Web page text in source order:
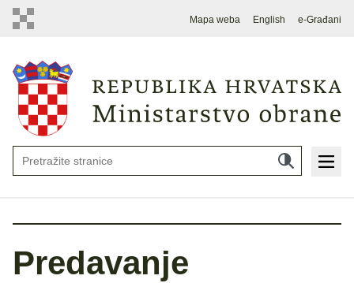
Mapa weba English e-Građani
Predavanje